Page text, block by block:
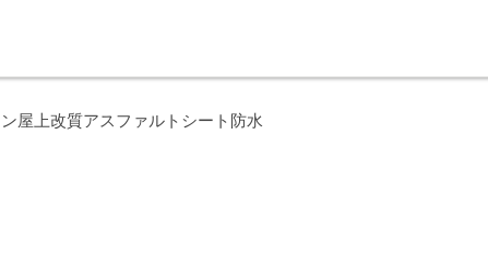
屋上改質アスファルトシート防水